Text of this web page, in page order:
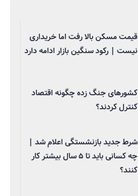
قیمت مسکن بالا رفت اما خریداری
نیست | رکود سنگین بازار ادامه دارد
کشورهای جنگ زده چگونه اقتصاد
کنترل کردند؟
شرط جدید بازنشستگی اعلام شد |
چه کسانی باید تا ۵ سال بیشتر کار
کنند؟